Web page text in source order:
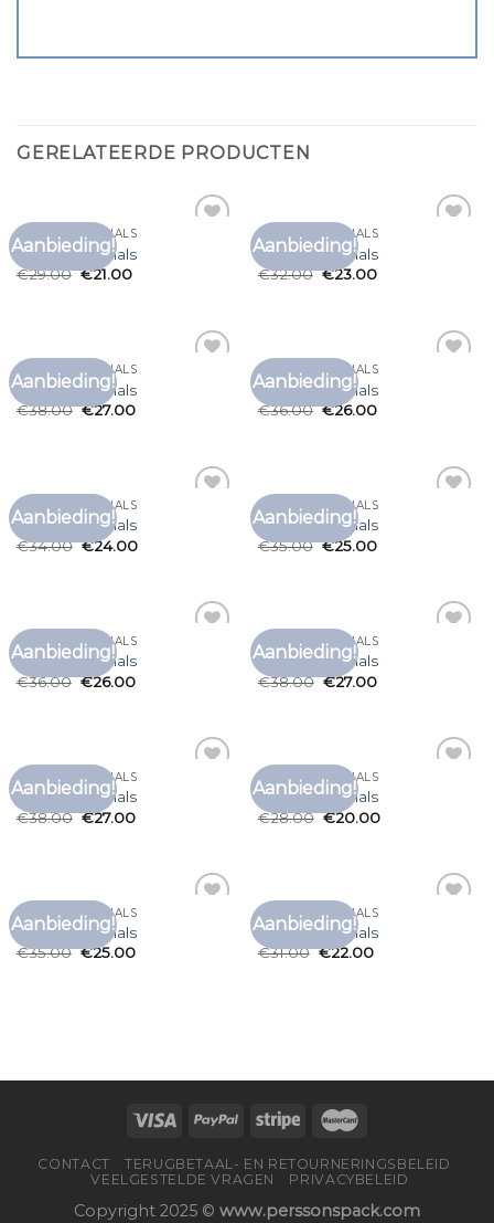
GERELATEERDE PRODUCTEN
Aanbieding!
T SHIRT HOGE HALS
t shirt hoge hals
€29.00 €21.00
Aanbieding!
T SHIRT HOGE HALS
t shirt hoge hals
€32.00 €23.00
Aanbieding!
T SHIRT HOGE HALS
t shirt hoge hals
€38.00 €27.00
Aanbieding!
T SHIRT HOGE HALS
t shirt hoge hals
€36.00 €26.00
Aanbieding!
T SHIRT HOGE HALS
t shirt hoge hals
€34.00 €24.00
Aanbieding!
T SHIRT HOGE HALS
t shirt hoge hals
€35.00 €25.00
Aanbieding!
T SHIRT HOGE HALS
t shirt hoge hals
€36.00 €26.00
Aanbieding!
T SHIRT HOGE HALS
t shirt hoge hals
€38.00 €27.00
Aanbieding!
T SHIRT HOGE HALS
t shirt hoge hals
€38.00 €27.00
Aanbieding!
T SHIRT HOGE HALS
t shirt hoge hals
€28.00 €20.00
Aanbieding!
T SHIRT HOGE HALS
t shirt hoge hals
€35.00 €25.00
Aanbieding!
T SHIRT HOGE HALS
t shirt hoge hals
€31.00 €22.00
CONTACT
TERUGBETAAL- EN RETOURNERINGSBELEID
VEELGESTELDE VRAGEN
PRIVACYBELEID
Copyright 2025 © www.perssonspack.com